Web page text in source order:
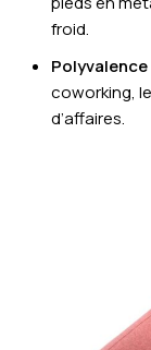
froid.
Polyvalence
coworking,
d’affaires.